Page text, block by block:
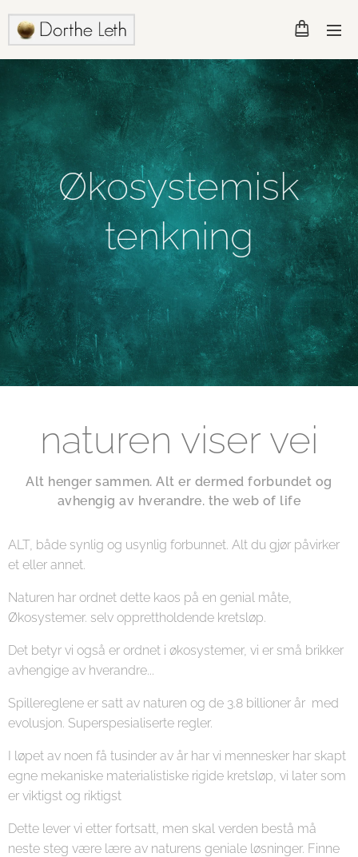
Økosystemisk
tenkning
naturen viser vei
Alt henger sammen. Alt er dermed forbundet og
avhengig av hverandre. the web of life
ALT, både synlig og usynlig forbunnet. Alt du gjør påvirker
et eller annet.
Naturen har ordnet dette kaos på en genial måte,
Økosystemer. selv opprettholdende kretsløp.
Det betyr vi også er ordnet i økosystemer, vi er små brikker
avhengige av hverandre...
Spillereglene er satt av naturen og de 3.8 billioner år med
evolusjon. Superspesialiserte regler.
I løpet av noen få tusinder av år har vi mennesker har skapt
egne mekaniske materialistiske rigide kretsløp, vi later som
er viktigst og riktigst
Dette lever vi etter fortsatt, men skal verden bestå må
neste steg være lære av naturens geniale løsninger. Finne